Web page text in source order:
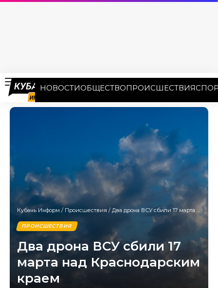
НОВОСТИОБЩЕСТВОПРОИСШЕСТВИЯ
Кубань Информ / Происшествия / Два дрона ВСУ сбили 17 марта над Краснодарским краем
ПРОИСШЕСТВИЯ
Два дрона ВСУ сбили 17
марта над Краснодарским
краем